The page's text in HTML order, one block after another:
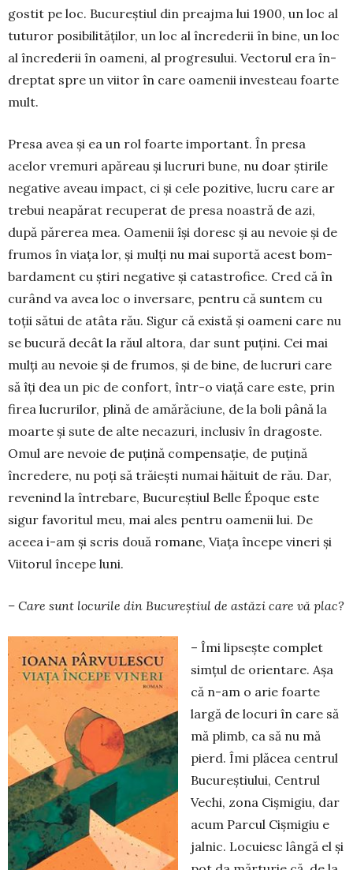
gos­tit pe loc. Bucu­reștiul din preajma lui 1900, un loc al
tuturor posibi­li­tăților, un loc al încre­derii în bine, un loc
al încrederii în oa­meni, al pro­gre­sului. Vectorul era în­
drep­tat spre un viitor în care oamenii investeau foar­te
mult.
Presa avea și ea un rol foarte im­portant. În presa
acelor vremuri apă­reau și lucruri bune, nu doar știrile
ne­gative aveau impact, ci și cele po­zitive, lucru care ar
trebui neapărat re­cuperat de presa noastră de azi,
după părerea mea. Oamenii își doresc și au nevoie și de
frumos în viața lor, și mulți nu mai suportă acest bom­
bar­dament cu știri negative și catas­tro­fice. Cred că în
cu­rând va avea loc o inversare, pentru că suntem cu
toții sătui de atâta rău. Sigur că există și oameni care nu
se bucură decât la răul altora, dar sunt puțini. Cei mai
mulți au nevoie și de frumos, și de bine, de lucruri care
să îți dea un pic de con­fort, într-o viață care este, prin
firea lucrurilor, plină de amărăciune, de la boli până la
moarte și sute de alte necazuri, inclusiv în dragoste.
Omul are nevoie de puțină compensație, de puțină
încredere, nu poți să trăiești numai hăituit de rău. Dar,
revenind la întrebare, Bucureștiul Belle Époque este
sigur favo­ritul meu, mai ales pentru oamenii lui. De
aceea i-am și scris două romane, Viața începe vineri și
Vii­torul începe luni.
– Care sunt locurile din Bucureștiul de astăzi care vă plac?
– Îmi lipsește complet
simțul de orientare. Așa
că n-am o arie foarte
largă de locuri în care să
mă plimb, ca să nu mă
pierd. Îmi plăcea centrul
Bucu­reștiului, Centrul
Vechi, zona Cișmigiu, dar
acum Parcul Cișmigiu e
jalnic. Locuiesc lângă el și